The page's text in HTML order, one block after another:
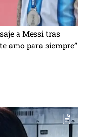
a Messi tras
amo para siempre”